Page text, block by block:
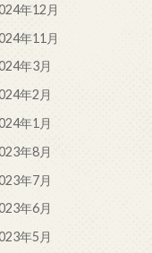
年12月
年11月
年3月
年2月
年1月
年8月
年7月
年6月
年5月